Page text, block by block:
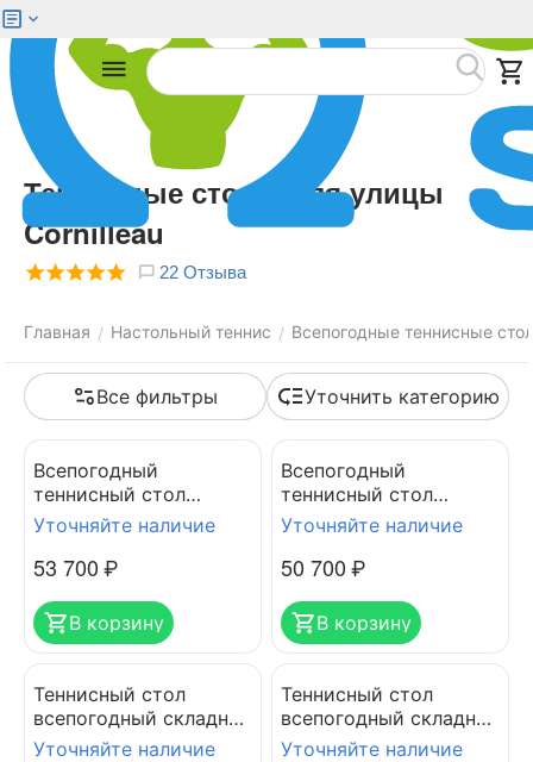
Теннисные столы для улицы
Cornilleau
22 Отзыва
Главная / Настольный теннис / Всепогодные теннисные
Все фильтры Уточнить категорию
Всепогодный
теннисный стол
CORNILLEAU SPORT
Уточняйте наличие
53 700₽
В корзину
Всепогодный
теннисный стол
CORNILLEAU SPORT
Уточняйте наличие
50 700₽
В корзину
Теннисный стол
всепогодный складной
CORNILLEAU SPORT
Уточняйте наличие
Теннисный стол
всепогодный складной
CORNILLEAU SPORT
Уточняйте наличие
Меню Найти